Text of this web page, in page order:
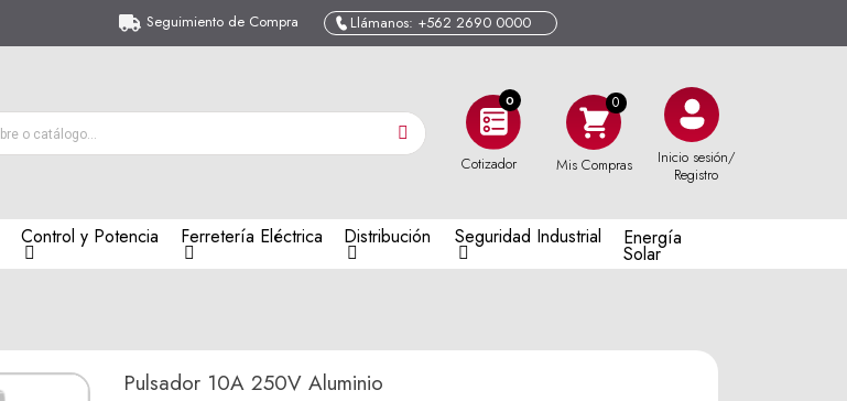
Seguimiento de Compra Llámanos: +562 2690 0000
0
Cotizador Mis Compras
Inicio sesión/
Registro
Control y Potencia Ferretería Eléctrica Distribución Seguridad Industrial Energía
Solar
Pulsador 10A 250V Aluminio